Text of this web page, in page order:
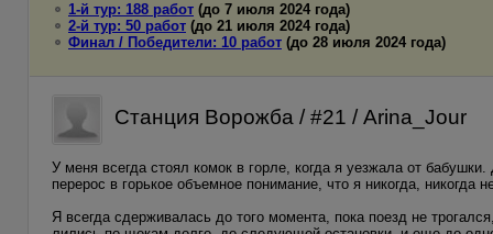
1-й тур: 188 работ (до 7 июля 2024 года)
2-й тур: 50 работ (до 21 июля 2024 года)
Финал / Победители: 10 работ (до 28 июля 2024 года)
Станция Ворожба / #21 / Arina_Jour
У меня всегда стоял комок в горле, когда я уезжала от
перерос в горькое объемное понимание, что я никогда,
Я всегда сдерживалась до того момента, пока поезд не